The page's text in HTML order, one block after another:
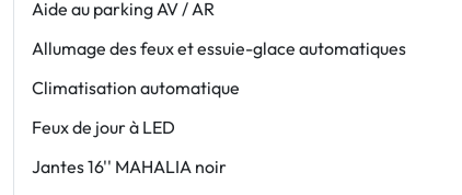
Aide au parking AV / AR
Allumage des feux et essuie-glace automatiques
Climatisation automatique
Feux de jour à LED
Jantes 16'' MAHALIA noir